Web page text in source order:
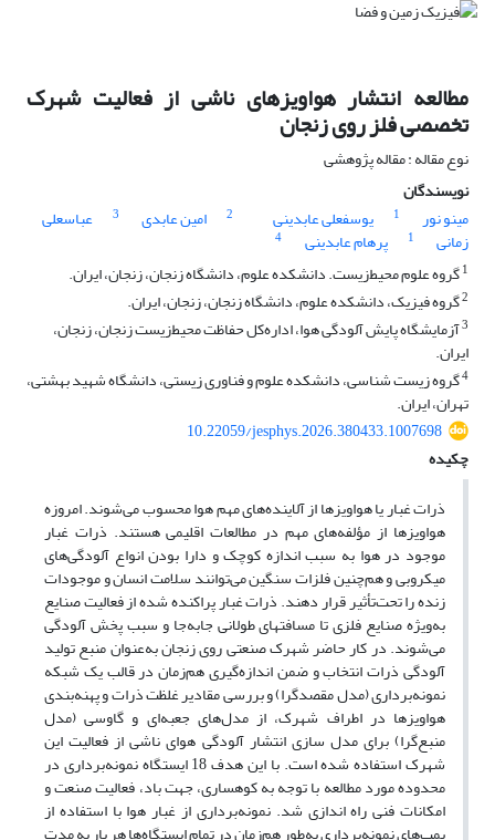
مطالعه انتشار هواویزهای ناشی از فعالیت شهرک
تخصصی فلز روی زنجان
نوع مقاله : مقاله پژوهشی
نویسندگان
مینو نور
1 یوسفعلی عابدینی 2 امین عابدی 3 عباسعلی
زمانی 1 پرهام عابدینی
4
1گروه علوم محیط‌‌زیست. دانشکده علوم، دانشگاه زنجان، زنجان، ایران.
2گروه فیزیک، دانشکده علوم، دانشگاه زنجان، زنجان، ایران.
3آزمایشگاه پایش آلودگی هوا، اداره‌کل حفاظت محیط‌‌زیست زنجان، زنجان،
ایران.
4گروه زیست شناسی، دانشکده علوم و فناوری زیستی، دانشگاه شهید بهشتی،
تهران، ایران.
10.22059/jesphys.2026.380433.1007698
چکیده
ذرات غبار یا هواویزها از آلاینده‌های مهم هوا محسوب می‌شوند. امروزه
هواویزها از ‌مؤلفه‌های مهم در مطالعات اقلیمی هستند. ذرات غبار
موجود در هوا به سبب اندازه کوچک و دارا بودن انواع آلودگی‌های
میکروبی و هم‌چنین فلزات سنگین می‌توانند سلامت انسان و موجودات
زنده را تحت‌تأثیر قرار دهند. ذرات غبار پراکنده شده از فعالیت صنایع
به‌ویژه صنایع فلزی تا مسافت­های طولانی جا‌به‌جا و سبب پخش آلودگی
می‌شوند. در کار حاضر شهرک صنعتی روی زنجان به‌عنوان منبع تولید
آلودگی ذرات انتخاب و ضمن اندازه‌گیری هم‌زمان در قالب یک شبکه
نمونه‌برداری (مدل مقصدگرا) و بررسی مقادیر غلظت ذرات و پهنه‌بندی
هواویزها در اطراف شهرک، از مدل‌های جعبه‌ای و گاوسی (مدل
منبع‌گرا) برای مدل سازی انتشار آلودگی هوا‌ی ناشی از فعالیت این
شهرک استفاده شده است. با این هدف 18 ایستگاه نمونه‌برداری در
محدوده مورد مطالعه با توجه به کوهساری، جهت باد، فعالیت صنعت و
امکانات فنی راه اندازی شد. نمونه‌برداری از غبار هوا با استفاده از